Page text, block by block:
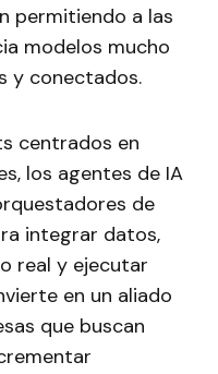
permitiendo a las
modelos mucho
y conectados.
centrados en
los agentes de IA
de
integrar datos,
real y ejecutar
en un aliado
que buscan